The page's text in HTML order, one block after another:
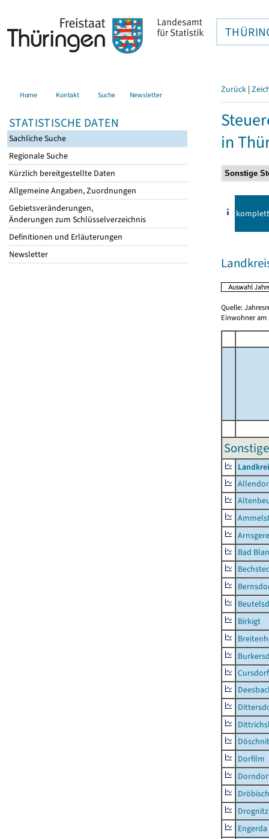
Home Kontakt Suche Newsletter
STATISTISCHE DATEN
Sachliche Suche
Regionale Suche
Kürzlich bereitgestellte Daten
Allgemeine Angaben, Zuordnungen
Gebietsveränderungen,
Änderungen zum Schlüsselverzeichnis
Definitionen und Erläuterungen
Newsletter
Zurück |
in
komplett
Quelle:
Einwohner am
Bad
Birkigt
Cursdorf
Dorfilm
Drognitz
Engerda